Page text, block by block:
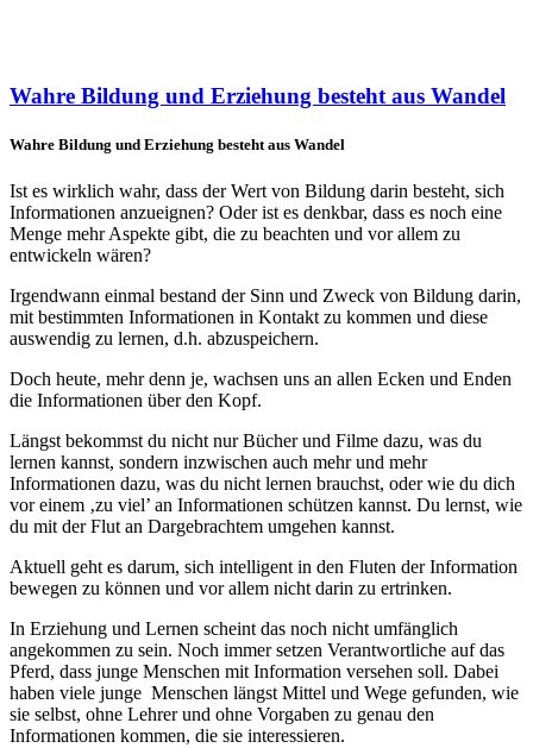
Wahre Bildung und Erziehung besteht aus Wandel
Wahre Bildung und Erziehung besteht aus Wandel
Ist es wirklich wahr, dass der Wert von Bildung darin besteht, sich
Informationen anzueignen? Oder ist es denkbar, dass es noch eine
Menge mehr Aspekte gibt, die zu beachten und vor allem zu
entwickeln wären?
Irgendwann einmal bestand der Sinn und Zweck von Bildung darin,
mit bestimmten Informationen in Kontakt zu kommen und diese
auswendig zu lernen, d.h. abzuspeichern.
Doch heute, mehr denn je, wachsen uns an allen Ecken und Enden
die Informationen über den Kopf.
Längst bekommst du nicht nur Bücher und Filme dazu, was du
lernen kannst, sondern inzwischen auch mehr und mehr
Informationen dazu, was du nicht lernen brauchst, oder wie du dich
vor einem ‚zu viel’ an Informationen schützen kannst. Du lernst, wie
du mit der Flut an Dargebrachtem umgehen kannst.
Aktuell geht es darum, sich intelligent in den Fluten der Information
bewegen zu können und vor allem nicht darin zu ertrinken.
In Erziehung und Lernen scheint das noch nicht umfänglich
angekommen zu sein. Noch immer setzen Verantwortliche auf das
Pferd, dass junge Menschen mit Information versehen soll. Dabei
haben viele junge Menschen längst Mittel und Wege gefunden, wie
sie selbst, ohne Lehrer und ohne Vorgaben zu genau den
Informationen kommen, die sie interessieren.